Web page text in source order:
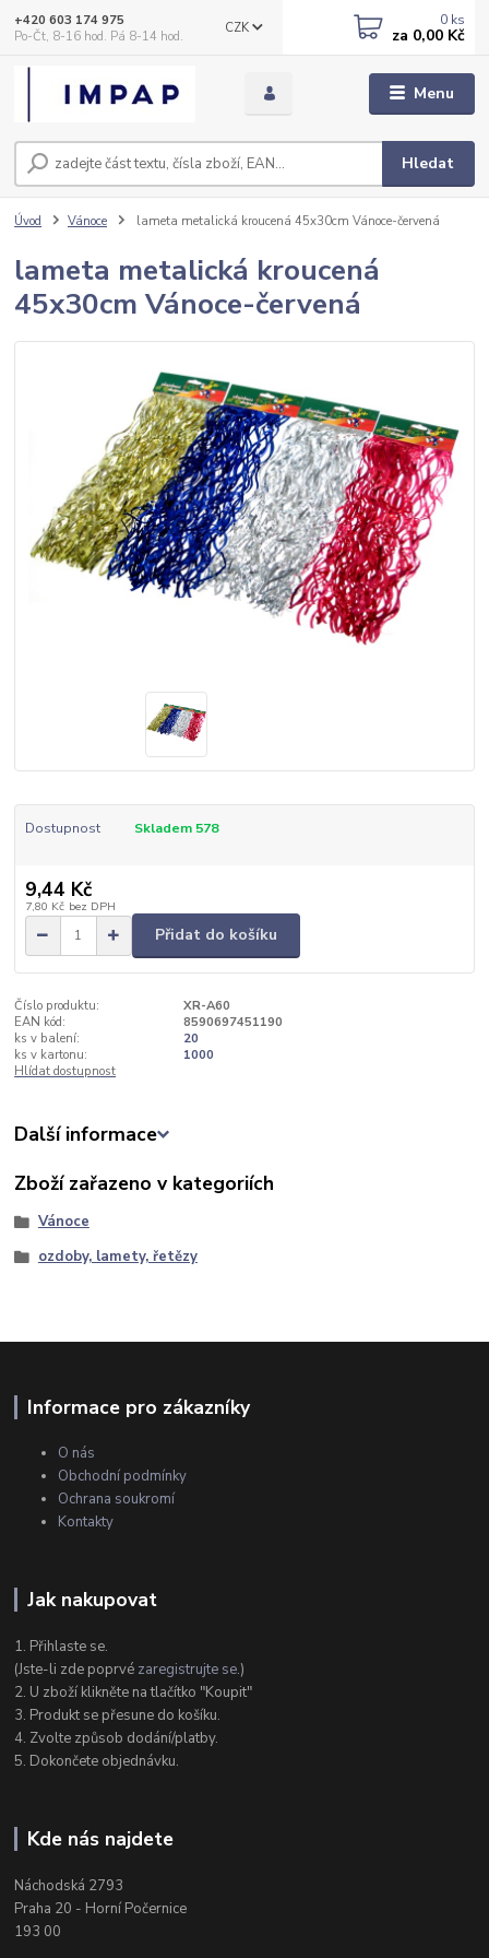
Menu
CZK
Hledat
+420 603 174 975
Po-Čt, 8-16 hod. Pá 8-14 hod.
0 ks
za 0,00 Kč
Úvod Vánoce lameta metalická kroucená 45x30cm Vánoce-červená
lameta metalická kroucená
45x30cm Vánoce-červená
Dostupnost Skladem 578
9,44 Kč
7,80 Kč bez DPH
Přidat do košíku
Číslo produktu:
XR-A60
EAN kód:
8590697451190
ks v balení:
20
ks v kartonu:
1000
Hlídat dostupnost
Další informace
Zboží zařazeno v kategoriích
Vánoce
ozdoby, lamety, řetězy
Informace pro zákazníky
O nás
Obchodní podmínky
Ochrana soukromí
Kontakty
Jak nakupovat
1. Přihlaste se.
(Jste-li zde poprvé zaregistrujte se.)
2. U zboží klikněte na tlačítko "Koupit"
3. Produkt se přesune do košíku.
4. Zvolte způsob dodání/platby.
5. Dokončete objednávku.
Kde nás najdete
Náchodská 2793
Praha 20 - Horní Počernice
193 00